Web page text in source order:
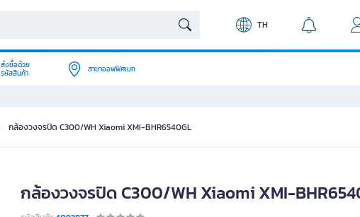
TH
สั่งซื้อด้วย
รหัสสินค้า
สาขาออฟฟิศเมท
กล้องวงจรปิด C300/WH Xiaomi XMI-BHR6540GL
กล้องวงจรปิด C300/WH Xiaomi XMI-